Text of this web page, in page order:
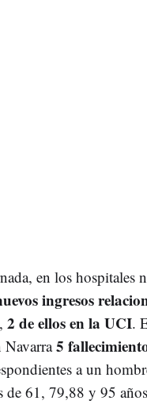
en los hospitales
ingresos
2 de ellos en la UCI.
Navarra5
a un
de 61, 79,88 y 95